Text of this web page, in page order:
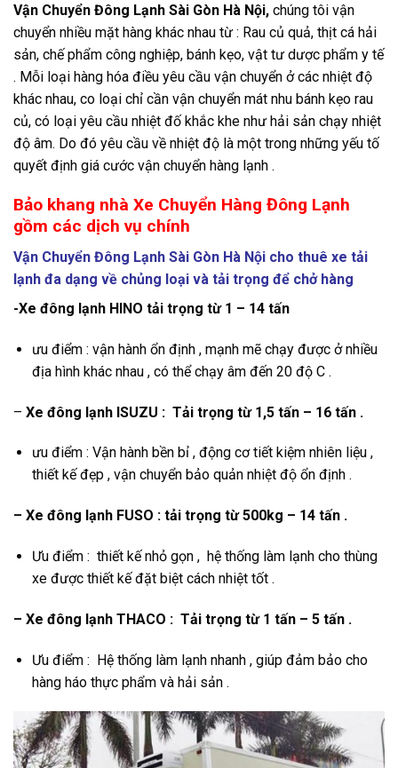
Vận Chuyển Đông Lạnh Sài Gòn Hà Nội, chúng tôi vận
chuyển nhiều mặt hàng khác nhau từ : Rau củ quả, thịt cá hải
sản, chế phẩm công nghiệp, bánh kẹo, vật tư dược phẩm y tế
. Mỗi loại hàng hóa điều yêu cầu vận chuyển ở các nhiệt độ
khác nhau, co loại chỉ cần vận chuyển mát nhu bánh kẹo rau
củ, có loại yêu cầu nhiệt đố khắc khe như hải sản chạy nhiệt
độ âm. Do đó yêu cầu về nhiệt độ là một trong những yếu tố
quyết định giá cước vận chuyển hàng lạnh .
Bảo khang nhà Xe Chuyển Hàng Đông Lạnh
gồm các dịch vụ chính
Vận Chuyển Đông Lạnh Sài Gòn Hà Nội cho thuê xe tải
lạnh đa dạng về chủng loại và tải trọng để chở hàng
-Xe đông lạnh HINO tải trọng từ 1 – 14 tấn
ưu điểm : vận hành ổn định , mạnh mẽ chạy được ở nhiều
địa hình khác nhau , có thể chạy âm đến 20 độ C .
– Xe đông lạnh ISUZU : Tải trọng từ 1,5 tấn – 16 tấn .
ưu điểm : Vận hành bền bỉ , động cơ tiết kiệm nhiên liệu ,
thiết kế đẹp , vận chuyển bảo quản nhiệt độ ổn định .
– Xe đông lạnh FUSO : tải trọng từ 500kg – 14 tấn .
Ưu điểm : thiết kế nhỏ gọn , hệ thống làm lạnh cho thùng
xe được thiết kế đặt biệt cách nhiệt tốt .
– Xe đông lạnh THACO : Tải trọng từ 1 tấn – 5 tấn .
Ưu điểm : Hệ thống làm lạnh nhanh , giúp đảm bảo cho
hàng háo thực phẩm và hải sản .